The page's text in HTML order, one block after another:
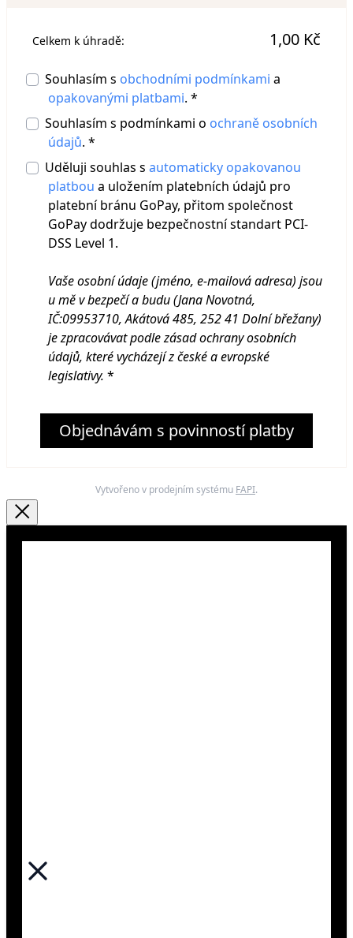
Celkem k úhradě: 1,00 Kč
Souhlasím s obchodními podmínkami a
opakovanými platbami. *
Souhlasím s podmínkami o ochraně osobních
údajů. *
Uděluji souhlas s automaticky opakovanou
platbou a uložením platebních údajů pro
platební bránu GoPay, přitom společnost
GoPay dodržuje bezpečnostní standart PCI-
DSS Level 1.
Vaše osobní údaje (jméno, e-mailová adresa) jsou
u mě v bezpečí a budu (Jana Novotná,
IČ:09953710, Akátová 485, 252 41 Dolní břežany)
je zpracovávat podle zásad ochrany osobních
údajů, které vycházejí z české a evropské
legislativy. *
Objednávám s povinností platby
Vytvořeno v prodejním systému FAPI.